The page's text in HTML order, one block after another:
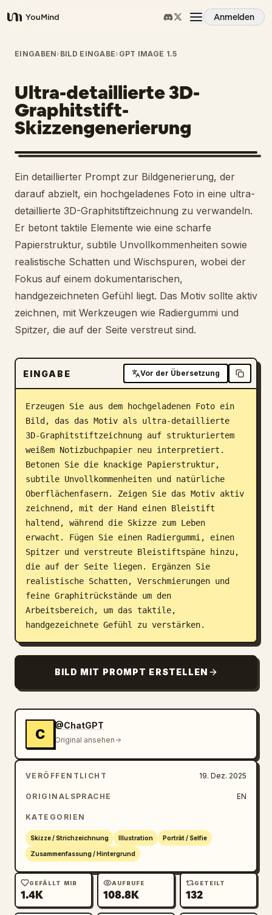
YouMind
Anmelden
Übersicht
Anwendungsfälle
Fähigkeiten
Prompts
Preise
Download
Blog
Updates
EINGABEN› BILD EINGABE› GPT IMAGE 1.5
Ultra-detaillierte 3D-
Graphitstift-
Skizzengenerierung
Ein detaillierter Prompt zur Bildgenerierung, der
darauf abzielt, ein hochgeladenes Foto in eine ultra-
detaillierte 3D-Graphitstiftzeichnung zu verwandeln.
Er betont taktile Elemente wie eine scharfe
Papierstruktur, subtile Unvollkommenheiten sowie
realistische Schatten und Wischspuren, wobei der
Fokus auf einem dokumentarischen,
handgezeichneten Gefühl liegt. Das Motiv sollte aktiv
zeichnen, mit Werkzeugen wie Radiergummi und
Spitzer, die auf der Seite verstreut sind.
EINGABE Vor der Übersetzung
Erzeugen Sie aus dem hochgeladenen Foto ein
Bild, das das Motiv als ultra-detaillierte
3D-Graphitstiftzeichnung auf strukturiertem
weißem Notizbuchpapier neu interpretiert.
Betonen Sie die knackige Papierstruktur,
subtile Unvollkommenheiten und natürliche
Oberflächenfasern. Zeigen Sie das Motiv aktiv
zeichnend, mit der Hand einen Bleistift
haltend, während die Skizze zum Leben
erwacht. Fügen Sie einen Radiergummi, einen
Spitzer und verstreute Bleistiftspäne hinzu,
die auf der Seite liegen. Ergänzen Sie
realistische Schatten, Verschmierungen und
feine Graphitrückstände um den
Arbeitsbereich, um das taktile,
handgezeichnete Gefühl zu verstärken.
BILD MIT PROMPT ERSTELLEN
C
@ChatGPT
Original ansehen
VERÖFFENTLICHT 19. Dez. 2025
ORIGINALSPRACHE EN
KATEGORIEN
Skizze / Strichzeichnung Illustration Porträt / Selfie
Zusammenfassung / Hintergrund
GEFÄLLT MIR
1.4K
AUFRUFE
108.8K
GETEILT
132